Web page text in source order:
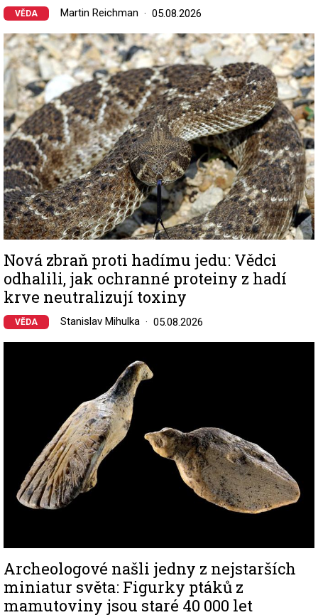
VĚDA Martin Reichman 05.08.2026
Image
Nová zbraň proti hadímu jedu: Vědci
odhalili, jak ochranné proteiny z hadí
krve neutralizují toxiny
VĚDA Stanislav Mihulka 05.08.2026
Archeologové našli jedny z nejstarších
miniatur světa: Figurky ptáků z
mamutoviny jsou staré 40 000 let